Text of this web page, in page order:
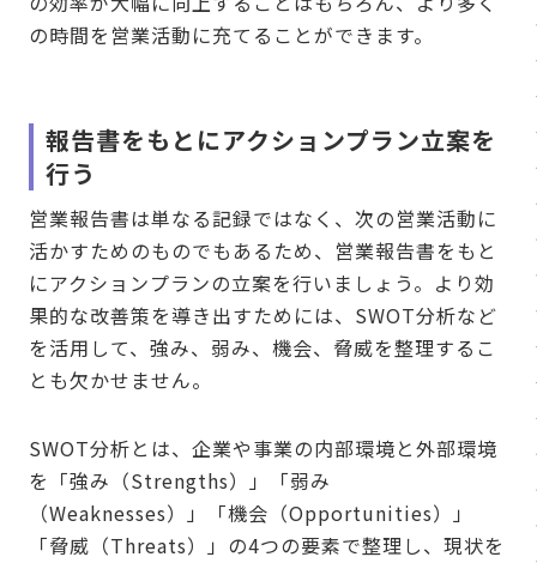
の時間を営業活動に充てることができます。
報告書をもとにアクションプラン立案を
行う
営業報告書は単なる記録ではなく、次の営業活動に
活かすためのものでもあるため、営業報告書をもと
にアクションプランの立案を行いましょう。より効
果的な改善策を導き出すためには、SWOT分析など
を活用して、強み、弱み、機会、脅威を整理するこ
とも欠かせません。
SWOT分析とは、企業や事業の内部環境と外部環境
を「強み（Strengths）」「弱み
（Weaknesses）」「機会（Opportunities）」
「脅威（Threats）」の4つの要素で整理し、現状を